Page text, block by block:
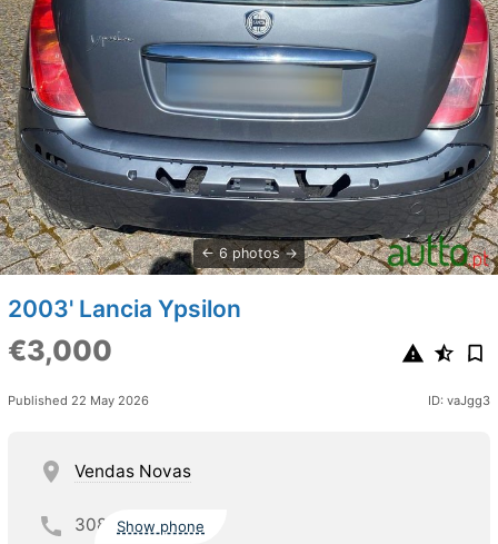
6 photos
2003' Lancia Ypsilon
€3,000
Published 22 May 2026 ID: vaJgg3
Vendas Novas
308 Show phone